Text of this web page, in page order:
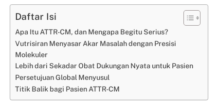
Daftar Isi
Apa Itu ATTR-CM, dan Mengapa Begitu Serius?
Vutrisiran Menyasar Akar Masalah dengan Presisi
Molekuler
Lebih dari Sekadar Obat Dukungan Nyata untuk Pasien
Persetujuan Global Menyusul
Titik Balik bagi Pasien ATTR-CM